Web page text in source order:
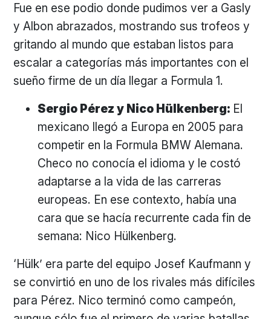
Fue en ese podio donde pudimos ver a Gasly
y Albon abrazados, mostrando sus trofeos y
gritando al mundo que estaban listos para
escalar a categorías más importantes con el
sueño firme de un día llegar a Formula 1.
Sergio Pérez y Nico Hülkenberg: El
mexicano llegó a Europa en 2005 para
competir en la Formula BMW Alemana.
Checo no conocía el idioma y le costó
adaptarse a la vida de las carreras
europeas. En ese contexto, había una
cara que se hacía recurrente cada fin de
semana: Nico Hülkenberg.
‘Hülk’ era parte del equipo Josef Kaufmann y
se convirtió en uno de los rivales más difíciles
para Pérez. Nico terminó como campeón,